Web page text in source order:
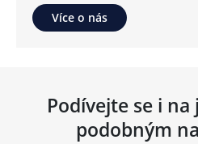
Více o nás
Podívejte se i
podobným